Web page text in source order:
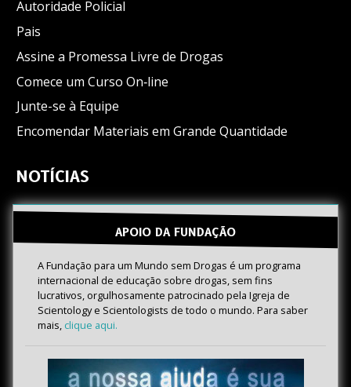
Autoridade Policial
Pais
Assine a Promessa Livre de Drogas
Comece um Curso On‑line
Junte-se à Equipe
Encomendar Materiais em Grande Quantidade
NOTÍCIAS
APOIO DA FUNDAÇÃO
A Fundação para um Mundo sem Drogas é um programa
internacional de educação sobre drogas, sem fins
lucrativos, orgulhosamente patrocinado pela Igreja de
Scientology e Scientologists de todo o mundo. Para saber
mais, clique aqui.